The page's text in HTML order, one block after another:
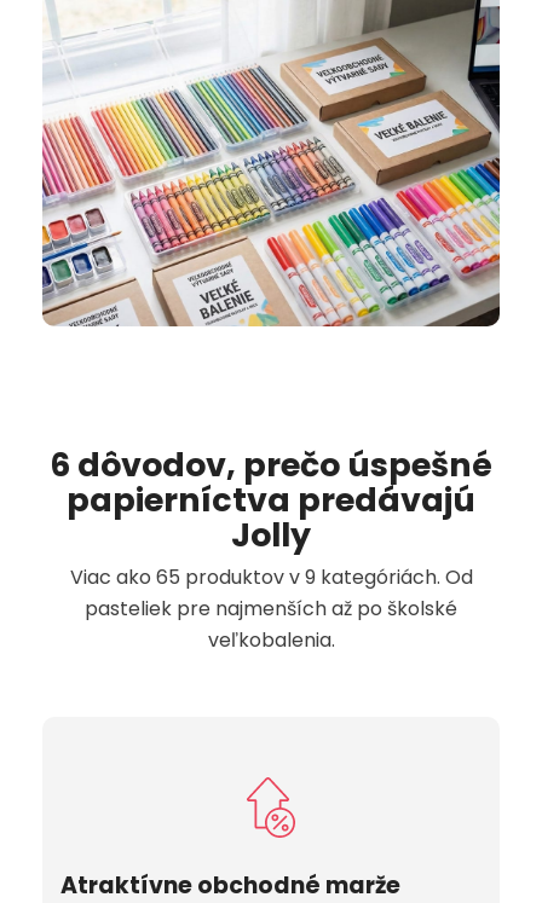
6 dôvodov, prečo úspešné
papierníctva predávajú
Jolly
Viac ako 65 produktov v 9 kategóriách. Od
pasteliek pre najmenších až po školské
veľkobalenia.
Atraktívne obchodné marže